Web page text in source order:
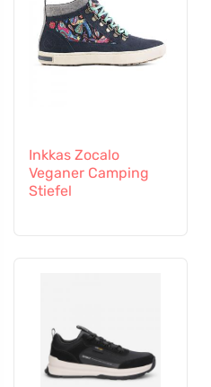
Inkkas Zocalo
Veganer Camping
Stiefel